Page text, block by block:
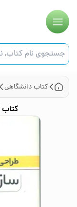
کتابدانشگاهی
کتاب